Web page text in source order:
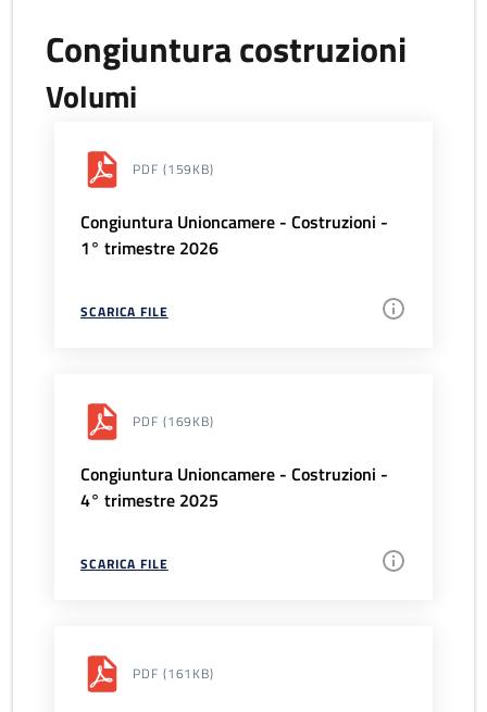
Congiuntura costruzioni
Volumi
PDF (159KB)
Congiuntura Unioncamere - Costruzioni -
1° trimestre 2026
SCARICA FILE
PDF (169KB)
Congiuntura Unioncamere - Costruzioni -
4° trimestre 2025
SCARICA FILE
PDF (161KB)